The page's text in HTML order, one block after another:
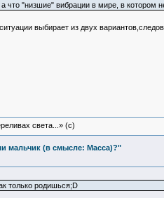
"низшие" вибрации в мире, в котором
выбирает из двух
света...» (c)
мальчик (в смысле: Масса)?"
только родишься;D